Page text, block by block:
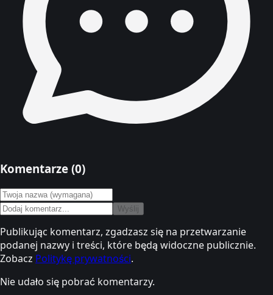
Komentarze (0)
Wyślij
Publikując komentarz, zgadzasz się na przetwarzanie
podanej nazwy i treści, które będą widoczne publicznie.
Zobacz Politykę prywatności.
Nie udało się pobrać komentarzy.